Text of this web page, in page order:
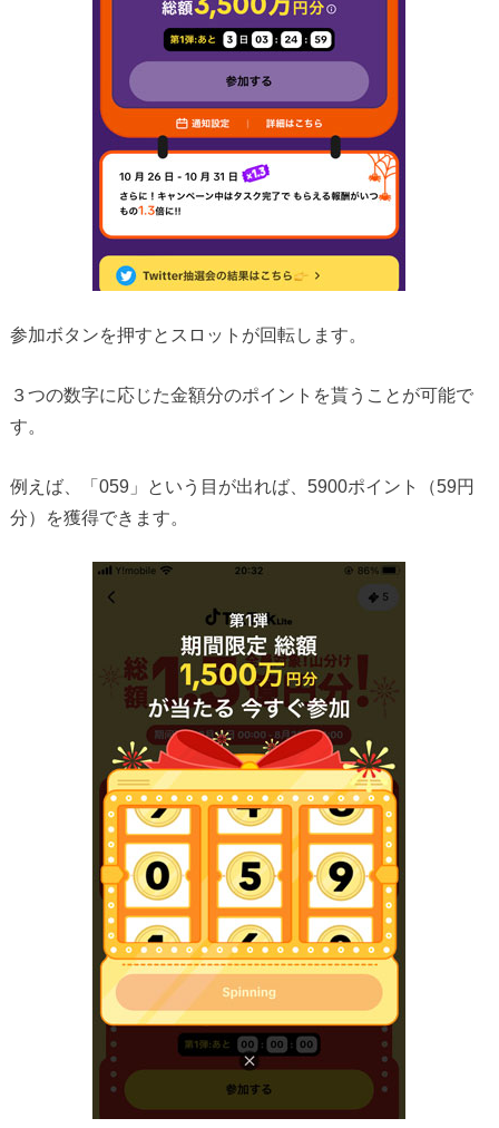
参加ボタンを押すとスロットが回転します。
３つの数字に応じた金額分のポイントを貰うことが可能で
す。
例えば、「059」という目が出れば、5900ポイント（59円
分）を獲得できます。